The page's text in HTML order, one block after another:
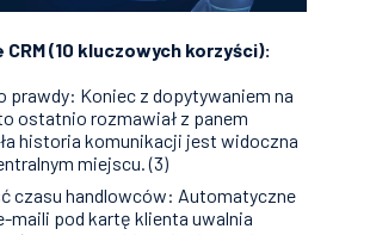
CRM (10 kluczowych korzyści):
prawdy: Koniec z dopytywaniem na
ostatnio rozmawiał z panem
historia komunikacji jest widoczna
miejscu. (3)
czasu handlowców: Automatyczne
maili pod kartę klienta uwalnia